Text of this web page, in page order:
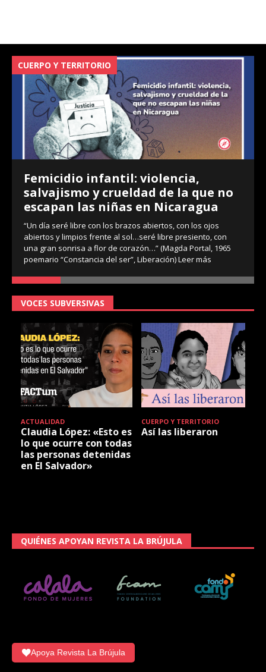
CUERPO Y TERRITORIO
Femicidio infantil: violencia,
salvajismo y crueldad de la que no
escapan las niñas en Nicaragua
“Un día seré libre con los brazos abiertos, con los ojos
abiertos y limpios frente al sol…seré libre presiento, con
una gran sonrisa a flor de corazón…” (Magda Portal, 1965
poemario “Constancia del ser”, Liberación)Leer más
VOCES SUBVERSIVAS
ACTUALIDAD
Claudia López: «Esto es
lo que ocurre con todas
las personas detenidas
en El Salvador»
CUERPO Y TERRITORIO
Así las liberaron
QUIÉNES APOYAN REVISTA LA BRÚJULA
Apoya Revista La Brújula